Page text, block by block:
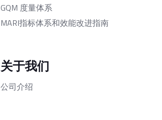
GQM 度量体系
MARI指标体系和效能改进指南
关于我们
公司介绍